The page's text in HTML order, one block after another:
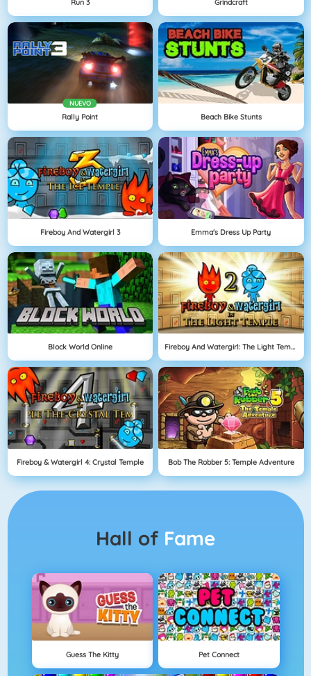
NUEVO
Rally Point Beach Bike Stunts
Fireboy And Watergirl 3 Emma's Dress Up Party
Block World Online Fireboy And Watergirl: The Light Temple
Fireboy & Watergirl 4: Crystal Temple Bob The Robber 5: Temple Adventure
Hall of Fame
Guess The Kitty Pet Connect